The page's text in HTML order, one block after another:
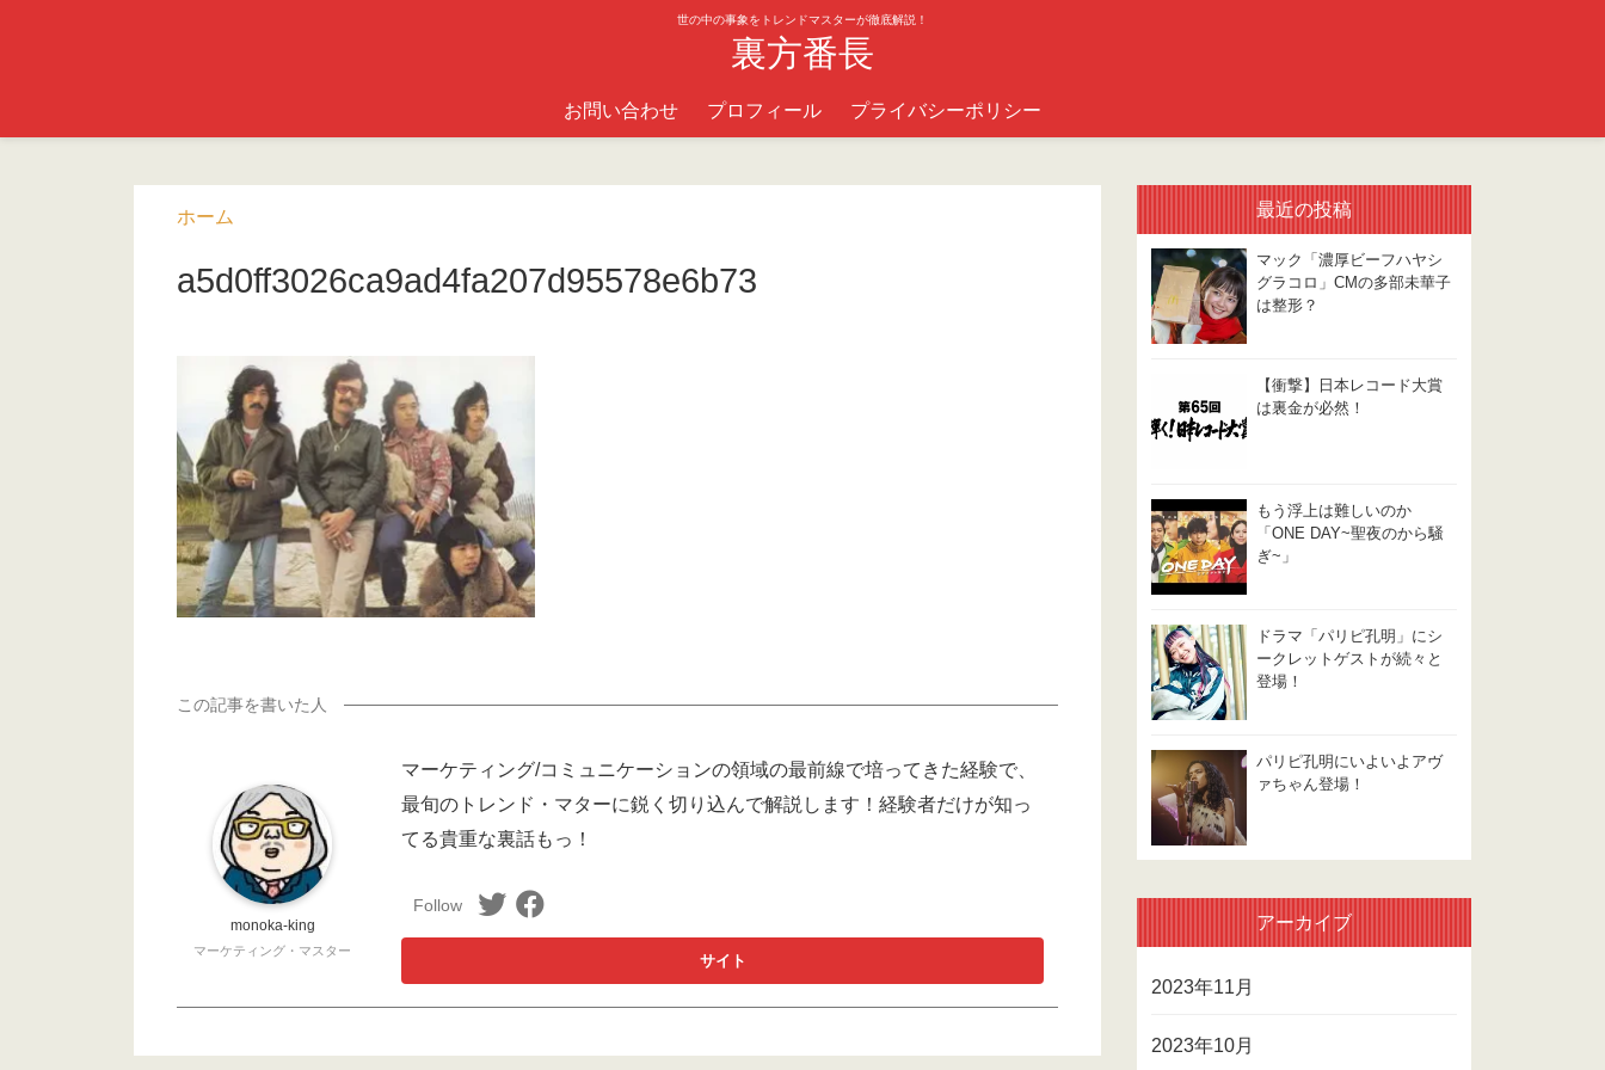
世の中の事象をトレンドマスターが徹底解説！
裏方番長
お問い合わせ プロフィール プライバシーポリシー
ホーム
a5d0ff3026ca9ad4fa207d95578e6b73
monoka-king
マーケティング・マスター
マーケティング/コミュニケーションの領域の最前線で培ってきた経験で、
最旬のトレンド・マターに鋭く切り込んで解説します！経験者だけが知っ
てる貴重な裏話もっ！
最近の投稿
マック「濃厚ビーフハヤシ
グラコロ」CMの多部未華子
は整形？
【衝撃】日本レコード大賞
は裏金が必然！
もう浮上は難しいのか
「ONE DAY~聖夜のから騒
ぎ~」
ドラマ「パリピ孔明」にシ
ークレットゲストが続々と
登場！
パリピ孔明にいよいよアヴ
ァちゃん登場！
アーカイブ
2023年11月
2023年10月